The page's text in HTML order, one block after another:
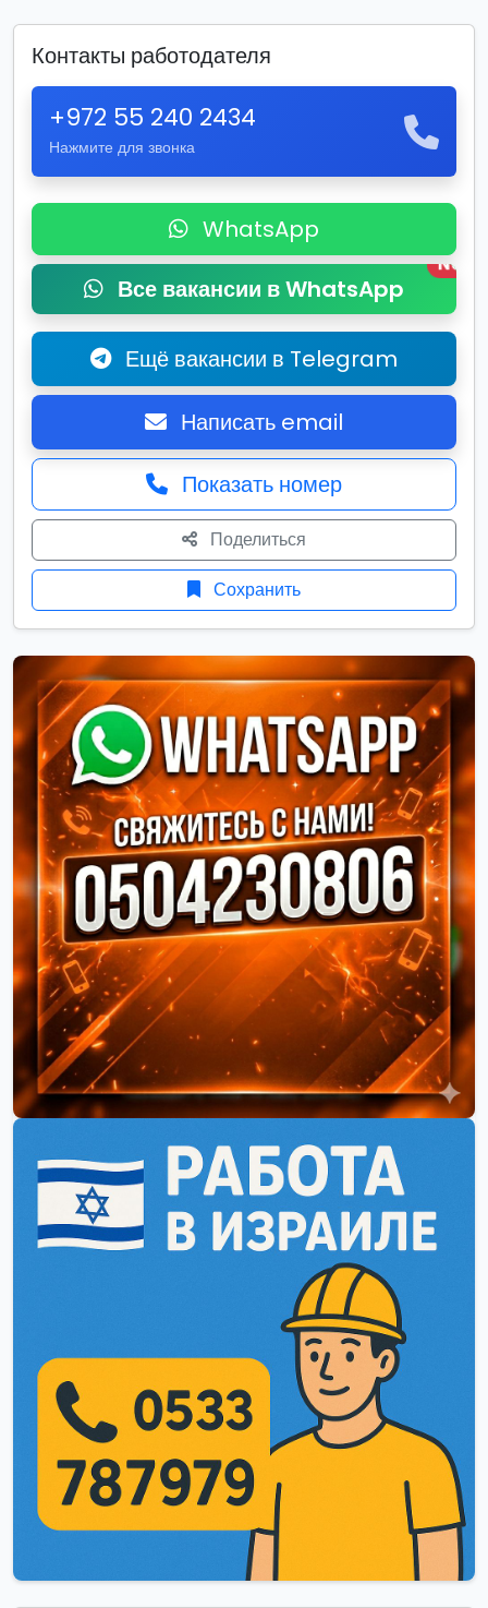
Контакты работодателя
+972 55 240 2434
Нажмите для звонка
WhatsApp
Все вакансии в WhatsApp
New
Ещё вакансии в Telegram
Написать email
Показать номер
Поделиться
Сохранить